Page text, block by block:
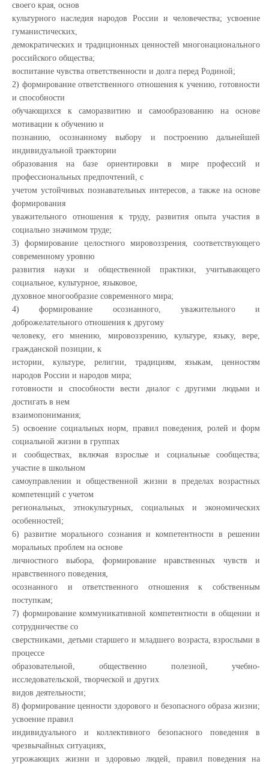
своего края, основ
культурного наследия народов России и человечества; усвоение
гуманистических,
демократических и традиционных ценностей многонационального
российского общества;
воспитание чувства ответственности и долга перед Родиной;
2) формирование ответственного отношения к учению, готовности
и способности
обучающихся к саморазвитию и самообразованию на основе
мотивации к обучению и
познанию, осознанному выбору и построению дальнейшей
индивидуальной траектории
образования на базе ориентировки в мире профессий и
профессиональных предпочтений, с
учетом устойчивых познавательных интересов, а также на основе
формирования
уважительного отношения к труду, развития опыта участия в
социально значимом труде;
3) формирование целостного мировоззрения, соответствующего
современному уровню
развития науки и общественной практики, учитывающего
социальное, культурное, языковое,
духовное многообразие современного мира;
4) формирование осознанного, уважительного и
доброжелательного отношения к другому
человеку, его мнению, мировоззрению, культуре, языку, вере,
гражданской позиции, к
истории, культуре, религии, традициям, языкам, ценностям
народов России и народов мира;
готовности и способности вести диалог с другими людьми и
достигать в нем
взаимопонимания;
5) освоение социальных норм, правил поведения, ролей и форм
социальной жизни в группах
и сообществах, включая взрослые и социальные сообщества;
участие в школьном
самоуправлении и общественной жизни в пределах возрастных
компетенций с учетом
региональных, этнокультурных, социальных и экономических
особенностей;
6) развитие морального сознания и компетентности в решении
моральных проблем на основе
личностного выбора, формирование нравственных чувств и
нравственного поведения,
осознанного и ответственного отношения к собственным
поступкам;
7) формирование коммуникативной компетентности в общении и
сотрудничестве со
сверстниками, детьми старшего и младшего возраста, взрослыми в
процессе
образовательной, общественно полезной, учебно-
исследовательской, творческой и других
видов деятельности;
8) формирование ценности здорового и безопасного образа жизни;
усвоение правил
индивидуального и коллективного безопасного поведения в
чрезвычайных ситуациях,
угрожающих жизни и здоровью людей, правил поведения на